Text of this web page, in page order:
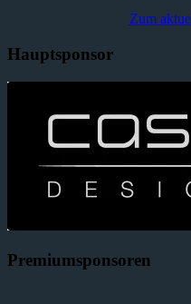
Zum
Hauptsponsor
Premiumsponsoren